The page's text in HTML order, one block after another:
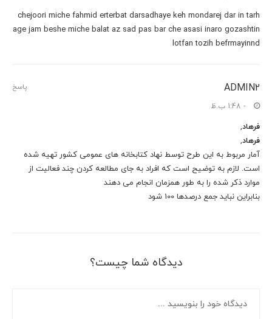
chejoori miche fahmid erterbat darsadhaye keh mondarej dar in tarh
age jam beshe miche balat az sad pas bar che asasi inaro gozashtin
lotfan tozih befrmayinnd
ADMIN2
- 1:48 ب.ظ
فرهاد,
فرهاد,
آمار مربوط به این طرح توسط نهاد کتابخانه های عمومی کشور تهیه شده
است. لازم به توضیح است که افراد به جای مطالعه کردن چند فعالیت از
موارد ذکر شده را به طور همزمان انجام می دهند
بنابراین نباید جمع درصدها 100 شود
پاسخ
دیدگاه شما چیست؟